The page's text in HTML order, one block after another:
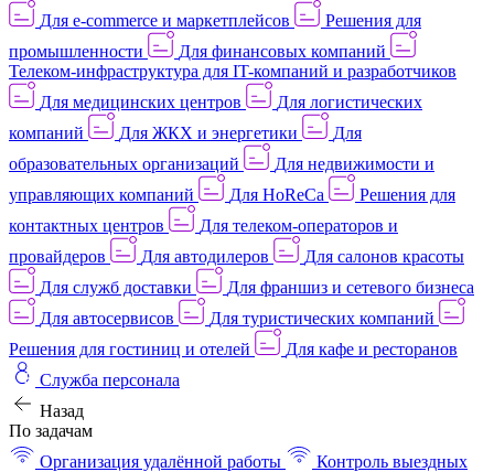
Для e-commerce и маркетплейсов
Решения для
промышленности
Для финансовых компаний
Телеком-инфраструктура для IT-компаний и разработчиков
Для медицинских центров
Для логистических
компаний
Для ЖКХ и энергетики
Для
образовательных организаций
Для недвижимости и
управляющих компаний
Для HoReCa
Решения для
контактных центров
Для телеком-операторов и
провайдеров
Для автодилеров
Для салонов красоты
Для служб доставки
Для франшиз и сетевого бизнеса
Для автосервисов
Для туристических компаний
Решения для гостиниц и отелей
Для кафе и ресторанов
Служба персонала
Назад
По задачам
Организация удалённой работы
Контроль выездных